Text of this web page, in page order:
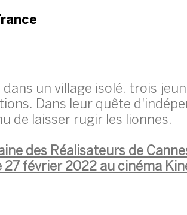
dans un village isolé, trois
Dans leur quête
de laisser rugir les lionnes.
des Réalisateurs de
27 février 2022 au cinéma